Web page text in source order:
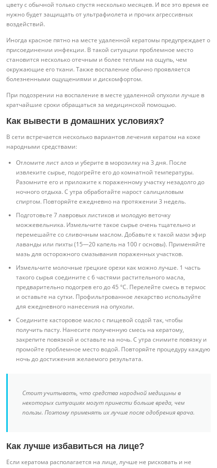
цвету с обычной только спустя несколько месяцев. И все это время ее
нужно будет защищать от ультрафиолета и прочих агрессивных
воздействий.
Иногда красное пятно на месте удаленной кератомы предупреждает о
присоединении инфекции. В такой ситуации проблемное место
становится несколько отечным и более теплым на ощупь, чем
окружающие его ткани. Также воспаление обычно проявляется
болезненными ощущениями и дискомфортом.
При подозрении на воспаление в месте удаленной опухоли лучше в
кратчайшие сроки обращаться за медицинской помощью.
Как вывести в домашних условиях?
В сети встречается несколько вариантов лечения кератом на коже
народными средствами:
Отломите лист алоэ и уберите в морозилку на 3 дня. После
извлеките сырье, подогрейте его до комнатной температуры.
Разомните его и приложите к пораженному участку незадолго до
ночного отдыха. С утра обработайте нарост салициловым
спиртом. Повторяйте ежедневно на протяжении 3 недель.
Подготовьте 7 лавровых листиков и молодую веточку
можжевельника. Измельчите такое сырье очень тщательно и
перемешайте со сливочным маслом. Добавьте к такой мази эфир
лаванды или пихты (15—20 капель на 100 г основы). Применяйте
мазь для осторожного смазывания пораженных участков.
Измельчите молочные грецкие орехи как можно лучше. 1 часть
такого сырья соедините с 6 частями растительного масла,
предварительно подогрев его до 45 °С. Перелейте смесь в термос
и оставьте на сутки. Профильтрованное лекарство используйте
для ежедневного нанесения на опухоли.
Соедините касторовое масло с пищевой содой так, чтобы
получить пасту. Нанесите полученную смесь на кератому,
закрепите повязкой и оставьте на ночь. С утра снимите повязку и
промойте проблемное место водой. Повторяйте процедуру каждую
ночь до достижения желаемого результата.
Стоит учитывать, что средства народной медицины в
некоторых ситуациях могут принести больше вреда, чем
пользы. Поэтому применять их лучше после одобрения врача.
Как лучше избавиться на лице?
Если кератома располагается на лице, лучше не рисковать и не